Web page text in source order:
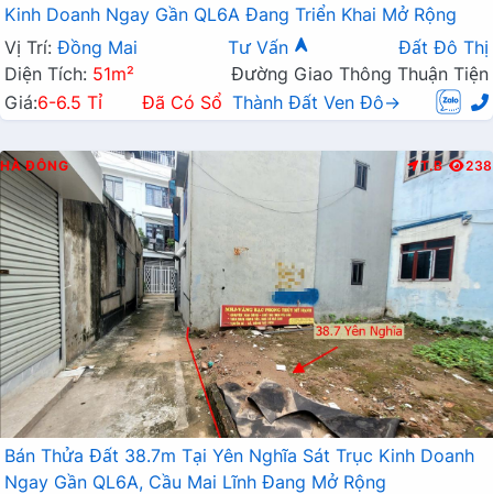
Kinh Doanh Ngay Gần QL6A Đang Triển Khai Mở Rộng
Vị Trí: Đồng Mai Tư Vấn
Đất Đô Thị
Diện Tích: 51m²
Đường Giao Thông Thuận Tiện
Giá:6-6.5 Tỉ Đã Có Sổ Thành Đất Ven Đô→
HÀ ĐÔNG T.B 238
Bán Thửa Đất 38.7m Tại Yên Nghĩa Sát Trục Kinh Doanh
Ngay Gần QL6A, Cầu Mai Lĩnh Đang Mở Rộng